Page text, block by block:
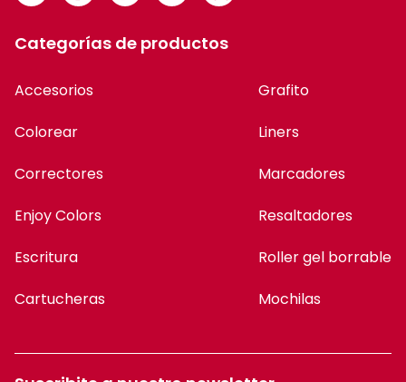
Categorías de productos
Accesorios
Colorear
Correctores
Enjoy Colors
Escritura
Cartucheras
Grafito
Liners
Marcadores
Resaltadores
Roller gel borrable
Mochilas